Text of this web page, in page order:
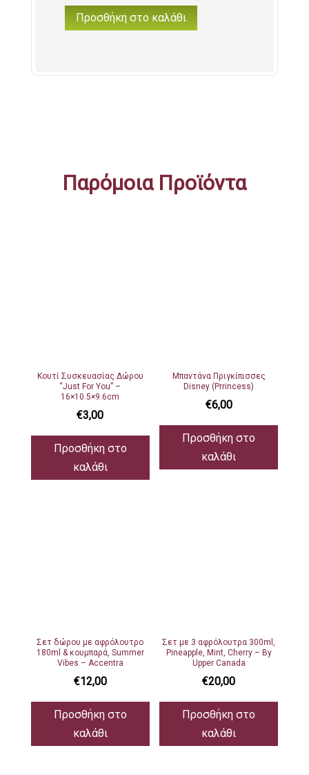
ΛουλουδάκιΠροσθήκη στο καλάθι
Παρόμοια Προϊόντα
Κουτί Συσκευασίας Δώρου
“Just For You” –
16×10.5×9.6cm
€3,00
Προσθήκη στο
καλάθι
Μπαντάνα Πριγκίπισσες
Disney (Prrincess)
€6,00
Προσθήκη στο
καλάθι
Σετ δώρου με αφρόλουτρο
180ml & κουμπαρά, Summer
Vibes – Accentra
€12,00
Προσθήκη στο
καλάθι
Σετ με 3 αφρόλουτρα 300ml,
Pineapple, Mint, Cherry – By
Upper Canada
€20,00
Προσθήκη στο
καλάθι